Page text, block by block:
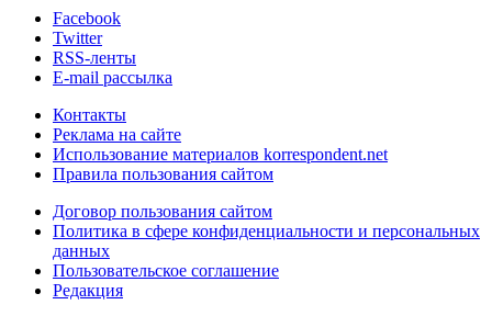
Facebook
Twitter
RSS-ленты
E-mail рассылка
Контакты
Реклама на сайте
Использование материалов korrespondent.net
Правила пользования сайтом
Договор пользования сайтом
Политика в сфере конфиденциальности и персональных
данных
Пользовательское соглашение
Редакция